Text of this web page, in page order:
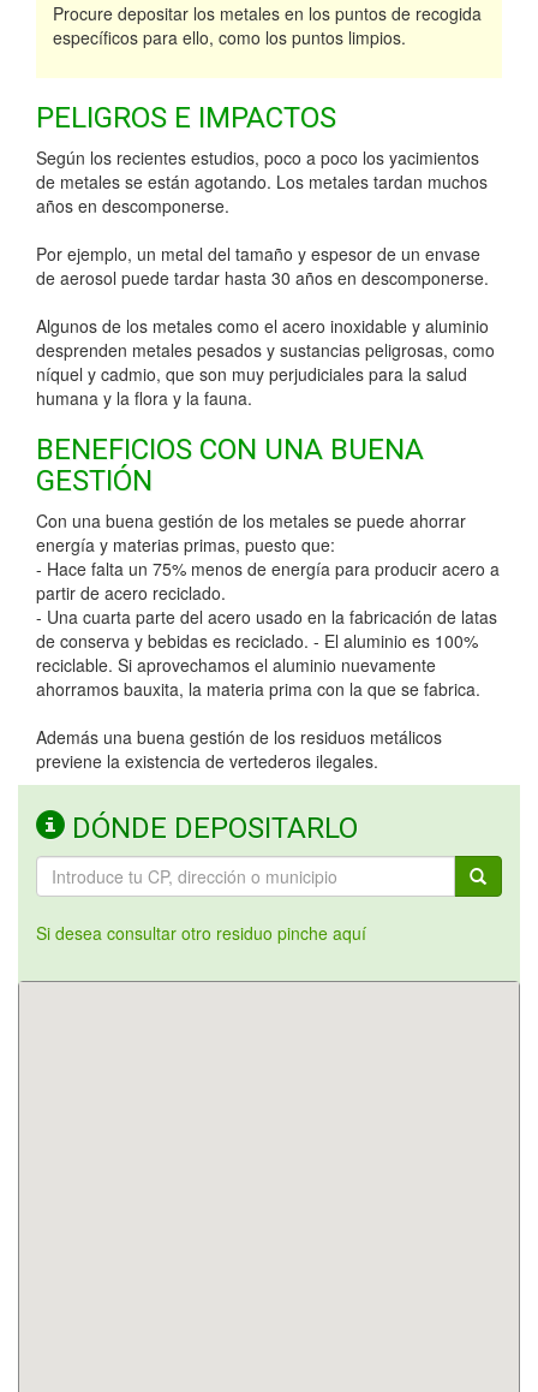
Procure depositar los metales en los puntos de recogida
específicos para ello, como los puntos limpios.
PELIGROS E IMPACTOS
Según los recientes estudios, poco a poco los yacimientos
de metales se están agotando. Los metales tardan muchos
años en descomponerse.
Por ejemplo, un metal del tamaño y espesor de un envase
de aerosol puede tardar hasta 30 años en descomponerse.
Algunos de los metales como el acero inoxidable y aluminio
desprenden metales pesados y sustancias peligrosas, como
níquel y cadmio, que son muy perjudiciales para la salud
humana y la flora y la fauna.
BENEFICIOS CON UNA BUENA
GESTIÓN
Con una buena gestión de los metales se puede ahorrar
energía y materias primas, puesto que:
- Hace falta un 75% menos de energía para producir acero a
partir de acero reciclado.
- Una cuarta parte del acero usado en la fabricación de latas
de conserva y bebidas es reciclado. - El aluminio es 100%
reciclable. Si aprovechamos el aluminio nuevamente
ahorramos bauxita, la materia prima con la que se fabrica.
Además una buena gestión de los residuos metálicos
previene la existencia de vertederos ilegales.
DÓNDE DEPOSITARLO
Si desea consultar otro residuo pinche aquí